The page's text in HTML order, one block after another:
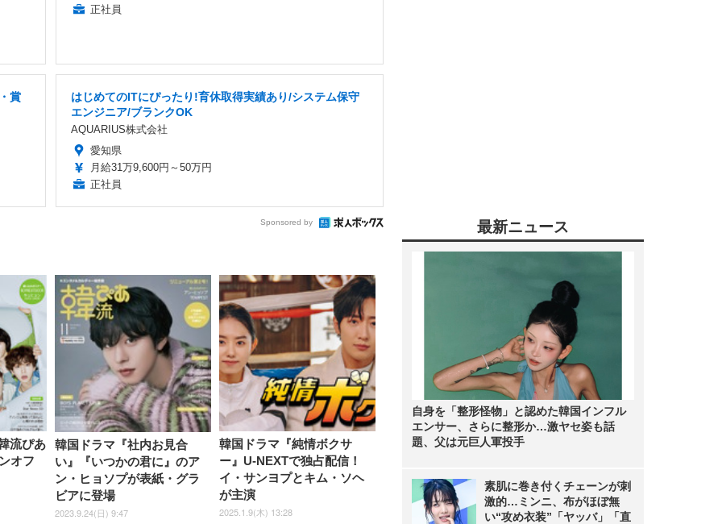
正社員
賞
はじめてのITにぴったり!育休取得実績あり/システム保守
エンジニア/ブランクOK
AQUARIUS株式会社
愛知県
月給31万9,600円～50万円
正社員
Sponsored by
流ぴあ
オフ
韓国ドラマ『社内お見合
い』『いつかの君に』のア
ン・ヒョソプが表紙・グラ
ビアに登場
2023.9.24(日) 9:47
韓国ドラマ『純情ボクサ
ー』U-NEXTで独占配信！
イ・サンヨプとキム・ソヘ
が主演
2025.1.9(木) 13:28
最新ニュース
自身を「整形怪物」と認めた韓国インフル
エンサー、さらに整形か…激ヤセ姿も話
題、父は元巨人軍投手
素肌に巻き付くチェーンが刺
激的…ミンニ、布がほぼ無
い“攻め衣装”「ヤッバ」「直